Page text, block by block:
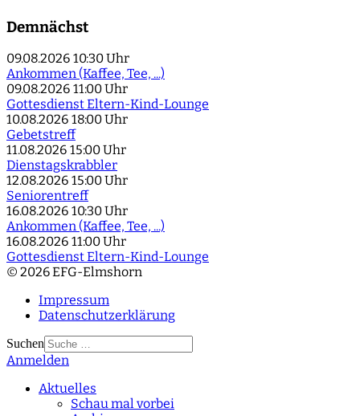
Demnächst
09.08.2026 10:30 Uhr
Ankommen (Kaffee, Tee, ...)
09.08.2026 11:00 Uhr
Gottesdienst Eltern-Kind-Lounge
10.08.2026 18:00 Uhr
Gebetstreff
11.08.2026 15:00 Uhr
Dienstagskrabbler
12.08.2026 15:00 Uhr
Seniorentreff
16.08.2026 10:30 Uhr
Ankommen (Kaffee, Tee, ...)
16.08.2026 11:00 Uhr
Gottesdienst Eltern-Kind-Lounge
© 2026 EFG-Elmshorn
Impressum
Datenschutzerklärung
Suchen
Type 2 or more
Anmelden
Aktuelles
Schau mal vorbei